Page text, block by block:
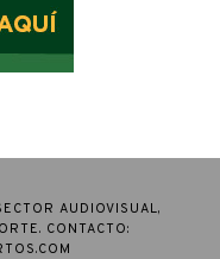
AUDIOVISUAL,
CONTACTO: